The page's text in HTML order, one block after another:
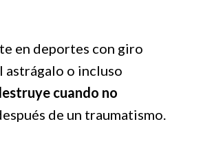
en deportes con giro
astrágalo o incluso
cuando no
de un traumatismo.